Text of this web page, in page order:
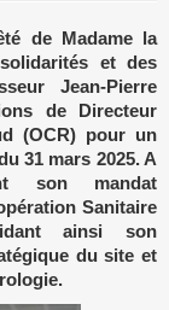
de Madame la
et des
Jean-Pierre
de Directeur
(OCR) pour un
31 mars 2025. A
son mandat
Sanitaire
ainsi son
du site et